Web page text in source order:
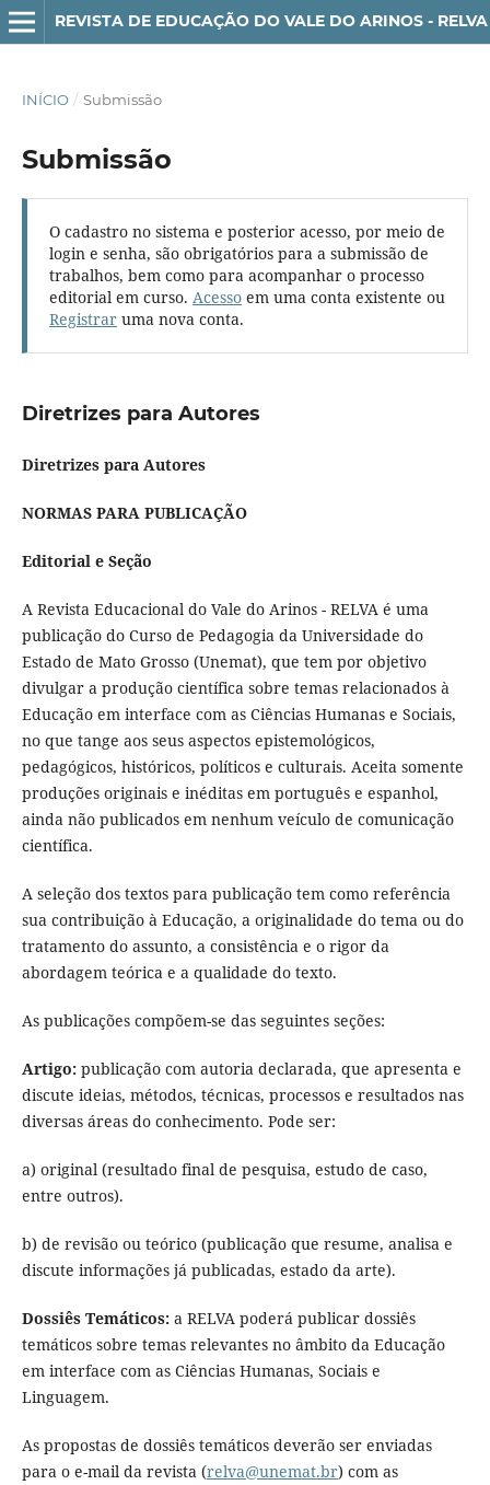
REVISTA DE EDUCAÇÃO DO VALE DO ARINOS - RELVA
INÍCIO / Submissão
Submissão
O cadastro no sistema e posterior acesso, por meio de
login e senha, são obrigatórios para a submissão de
trabalhos, bem como para acompanhar o processo
editorial em curso. Acessoem uma conta existente ou
Registraruma nova conta.
Diretrizes para Autores
Diretrizes para Autores
NORMAS PARA PUBLICAÇÃO
Editorial e Seção
A Revista Educacional do Vale do Arinos - RELVA é uma
publicação do Curso de Pedagogia da Universidade do
Estado de Mato Grosso (Unemat), que tem por objetivo
divulgar a produção científica sobre temas relacionados à
Educação em interface com as Ciências Humanas e Sociais,
no que tange aos seus aspectos epistemológicos,
pedagógicos, históricos, políticos e culturais. Aceita somente
produções originais e inéditas em português e espanhol,
ainda não publicados em nenhum veículo de comunicação
científica.
A seleção dos textos para publicação tem como referência
sua contribuição à Educação, a originalidade do tema ou do
tratamento do assunto, a consistência e o rigor da
abordagem teórica e a qualidade do texto.
As publicações compõem-se das seguintes seções:
Artigo:publicação com autoria declarada, que apresenta e
discute ideias, métodos, técnicas, processos e resultados nas
diversas áreas do conhecimento. Pode ser:
a) original (resultado final de pesquisa, estudo de caso,
entre outros).
b) de revisão ou teórico (publicação que resume, analisa e
discute informações já publicadas, estado da arte).
Dossiês Temáticos:a RELVA poderá publicar dossiês
temáticos sobre temas relevantes no âmbito da Educação
em interface com as Ciências Humanas, Sociais e
Linguagem.
As propostas de dossiês temáticos deverão ser enviadas
para o e-mail da revista (relva@unemat.br) com as